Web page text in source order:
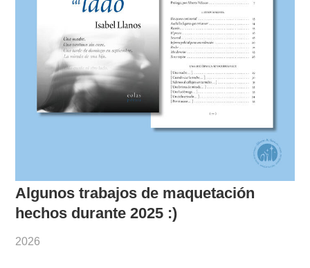
Algunos trabajos de maquetación
hechos durante 2025 :)
2026